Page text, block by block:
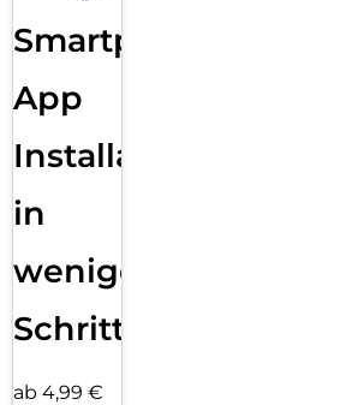
Smartphone
App
Installation
in
wenigen
Schritten
ab 4,99 €